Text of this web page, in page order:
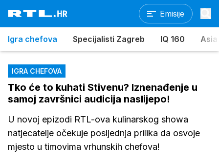
Emisije
Igra chefova Specijalisti Zagreb IQ 160
IGRA CHEFOVA
Tko će to kuhati Stivenu? Iznenađenje u
samoj završnici audicija naslijepo!
U novoj epizodi RTL-ova kulinarskog showa
natjecatelje očekuje posljednja prilika da osvoje
mjesto u timovima vrhunskih chefova!